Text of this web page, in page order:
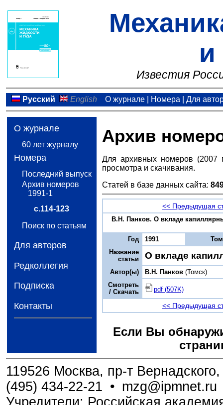
и
Известия
Русский English О журнале| Номера Для
О журнале
60 лет журналу
Номера
Последний выпуск
Архив номеров
1991-1
с.114-123
Поиск по статьям
Для авторов
Редколлегия
Подписка
Контакты
Архив
Для архивных номеров (2007
просмотра и скачивания.
Статей в базе данных сайта:
<< Предыдущая
В.Н. Панков. О вкладе
Год 1991
Том
Название
статьи
О вкладе
Автор(ы) В.Н. Панков (Томск)
Смотреть
/ Скачать
pdf (507K)
<< Предыдущая
Если Вы
119526 Москва, пр-т
(495) 434-22-21 • mzg@ipmnet.ru
Учредители: Российская